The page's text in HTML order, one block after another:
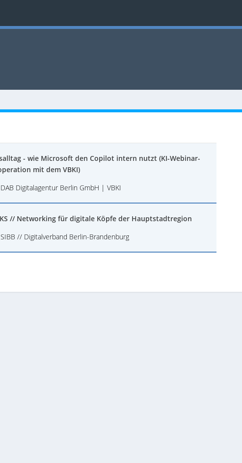
- wie Microsoft den Copilot intern nutzt (KI-Webinar-
mit dem VBKI)
Digitalagentur Berlin GmbH | VBKI
// Networking für digitale Köpfe der Hauptstadtregion
// Digitalverband Berlin-Brandenburg